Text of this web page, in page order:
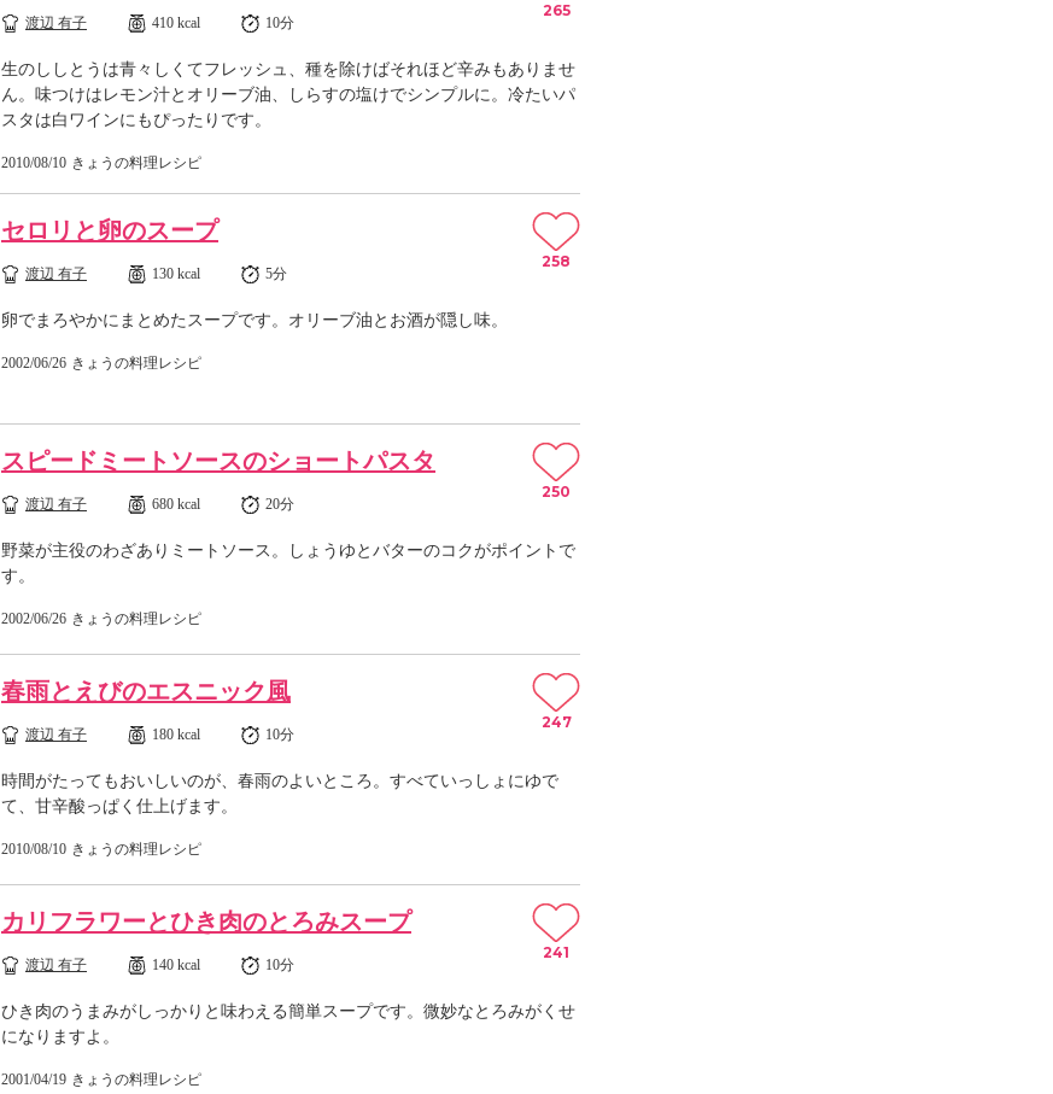
渡辺 有子 410 kcal 10分
生のししとうは青々しくてフレッシュ、種を除けばそれほど辛みもありませ
ん。味つけはレモン汁とオリーブ油、しらすの塩けでシンプルに。冷たいパ
スタは白ワインにもぴったりです。
2010/08/10 きょうの料理レシピ
265
セロリと卵のスープ
渡辺 有子 130 kcal 5分
卵でまろやかにまとめたスープです。オリーブ油とお酒が隠し味。
2002/06/26 きょうの料理レシピ
258
スピードミートソースのショートパスタ
渡辺 有子 680 kcal 20分
野菜が主役のわざありミートソース。しょうゆとバターのコクがポイントで
す。
2002/06/26 きょうの料理レシピ
250
春雨とえびのエスニック風
渡辺 有子 180 kcal 10分
時間がたってもおいしいのが、春雨のよいところ。すべていっしょにゆで
て、甘辛酸っぱく仕上げます。
2010/08/10 きょうの料理レシピ
247
カリフラワーとひき肉のとろみスープ
渡辺 有子 140 kcal 10分
ひき肉のうまみがしっかりと味わえる簡単スープです。微妙なとろみがくせ
になりますよ。
2001/04/19 きょうの料理レシピ
241